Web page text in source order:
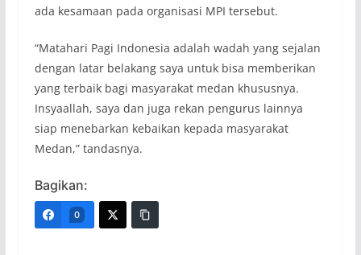
ada kesamaan pada organisasi MPI tersebut.
“Matahari Pagi Indonesia adalah wadah yang sejalan
dengan latar belakang saya untuk bisa memberikan
yang terbaik bagi masyarakat medan khususnya.
Insyaallah, saya dan juga rekan pengurus lainnya
siap menebarkan kebaikan kepada masyarakat
Medan,” tandasnya.
Bagikan:
0